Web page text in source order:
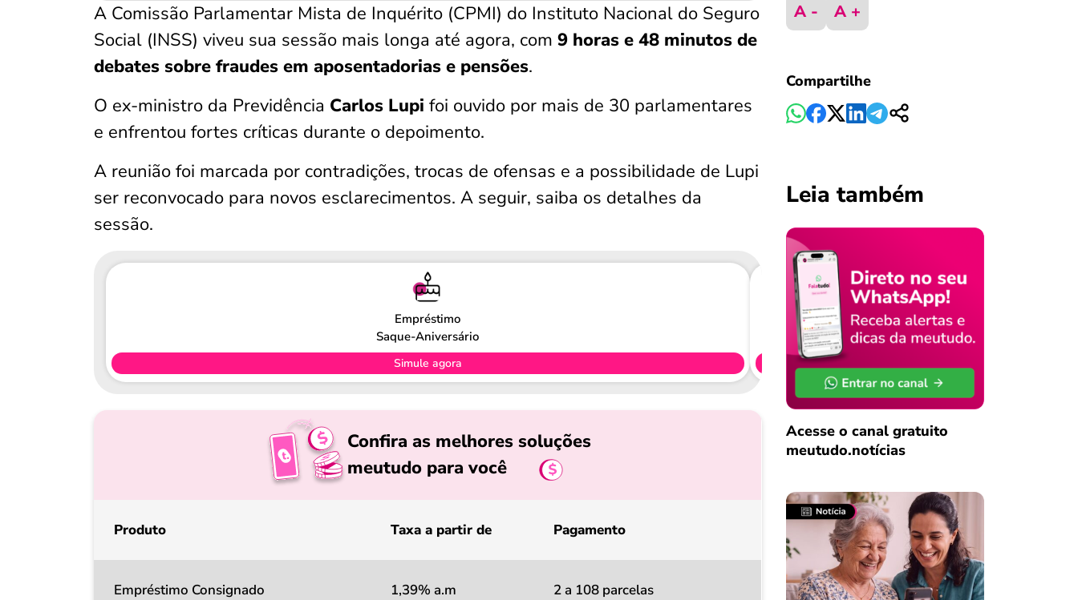
A Comissão Parlamentar Mista de Inquérito (CPMI) do Instituto Nacional do Seguro
Social (INSS) viveu sua sessão mais longa até agora, com 9 horas e 48 minutos de
debates sobre fraudes em aposentadorias e pensões.
O ex-ministro da Previdência Carlos Lupi foi ouvido por mais de 30 parlamentares
e enfrentou fortes críticas durante o depoimento.
A reunião foi marcada por contradições, trocas de ofensas e a possibilidade de Lupi
ser reconvocado para novos esclarecimentos. A seguir, saiba os detalhes da
sessão.
Empréstimo
Saque-Aniversário
Simule agora
Confira as melhores soluções
meutudo para você
Produto Taxa a partir de Pagamento
Empréstimo Consignado 1,39% a.m 2 a 108 parcelas
A - A +
Compartilhe
Leia também
Acesse o canal gratuito
meutudo.notícias